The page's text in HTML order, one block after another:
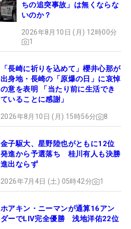
ちの追突事故」は無くならな
いのか？
2026年8月10日 (月) 12時00分
1
「長崎に祈りを込めて」櫻井心那が
出身地・長崎の「原爆の日」に哀悼
の意を表明 「当たり前に生活でき
ていることに感謝」
2026年8月10日 (月) 15時56分 8
金子駆大、星野陸也がともに12位
発進から予選落ち 桂川有人も決勝
進出ならず
2026年7月4日 (土) 05時42分 1
ホアキン・ニーマンが通算16アン
ダーでLIV完全優勝 浅地洋佑22位